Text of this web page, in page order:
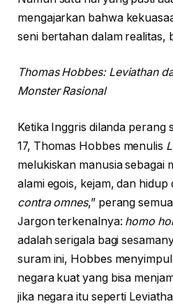
mengajarkan bahwa
seni bertahan dalam realitas,
Thomas Hobbes: Leviathan
Monster Rasional
Ketika Inggris dilanda perang
17, Thomas Hobbes menulis
melukiskan manusia sebagai
alami egois, kejam, dan hidup
contra omnes,” perang
Jargon terkenalnya: homo
adalah serigala bagi
suram ini, Hobbes
negara kuat yang bisa
jika negara itu seperti